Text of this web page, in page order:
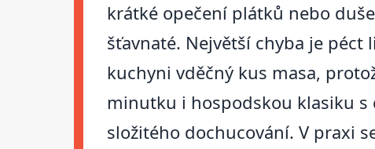
krátké opečení plátků nebo
šťavnaté. Největší chyba je
kuchyni vděčný kus masa,
minutku i hospodskou klasiku s
složitého dochucování. V praxi